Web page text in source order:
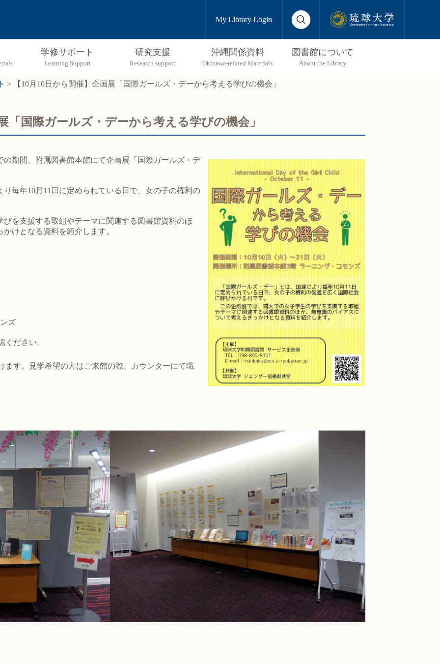
My Library Login
学修サポート 研究支援 沖縄関係資料 図書館について
> 【10月10日から開催】企画展「国際ガールズ・デーから考える学びの機会」
「国際ガールズ・デーから考える学びの機会」
期間、附属図書館本館にて企画展「国際ガールズ・デ
毎年10月11日に定められている日で、女の子の権利の
を支援する取組やテーマに関連する図書館資料のほ
けとなる資料を紹介します。
ズ
ください。
ます。見学希望の方はご来館の際、カウンターにて職